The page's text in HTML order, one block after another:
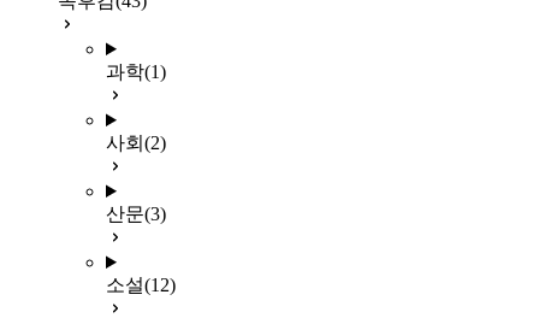
과학(1)
사회 (2)
산문(3)
소설(12)